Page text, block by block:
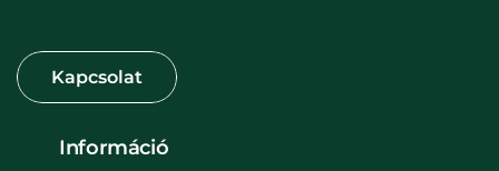
Információ